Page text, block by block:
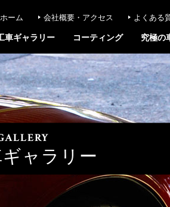
ホーム 会社概要・アクセス よくある
車ギャラリー コーティング 究極の
ャラリー